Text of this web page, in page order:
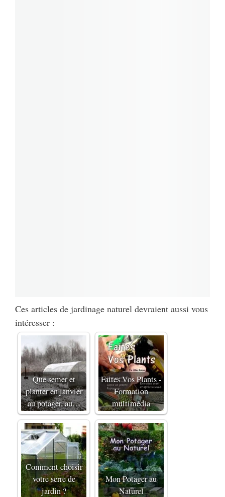
Ces articles de jardinage naturel devraient aussi vous
intéresser :
Que semer et
planter en janvier
au potager, au…
Faites Vos Plants -
Formation
multimédia
Comment choisir
votre serre de
jardin ?
Mon Potager au
Naturel